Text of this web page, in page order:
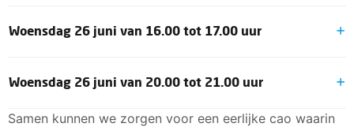
Vergadering-id: 337 928 394 615
Woensdag 26 juni van 16.00 tot 17.00 uur
Vergadering-id: 381 673 927 249
Woensdag 26 juni van 20.00 tot 21.00 uur
Nu deelnemen aan de vergadering
Samen kunnen we zorgen voor een eerlijke cao waarin